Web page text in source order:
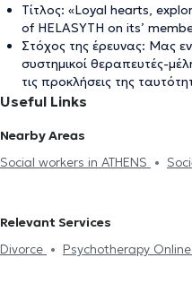
Τίτλος: «Loyal hearts,
of HELASYTH on its’
Στόχος της έρευνας: Μας
συστημικοί θεραπευτές-
τις προκλήσεις της
Useful Links
Nearby Areas
Social workers in ATHENS
in KESARIANI
Social workers in
YMMITOS
Social workers in
Relevant Services
Divorce
Psychotherapy Online